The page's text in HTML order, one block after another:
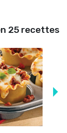
25 recettes